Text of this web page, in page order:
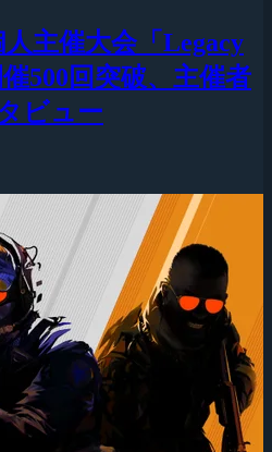
主催大会「Legacy
500回突破、主催者
ビュー